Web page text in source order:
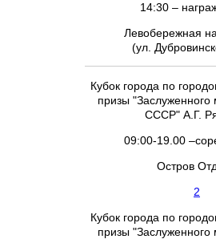
14:30 –
Левобережная
(ул.
Кубок города по
призы "Заслуженного
СССР" А.Г.
09:00-19.00
Остров
2
Кубок города по
призы "Заслуженного